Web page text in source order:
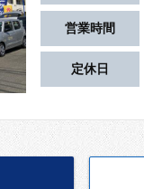
営業時間
定休日